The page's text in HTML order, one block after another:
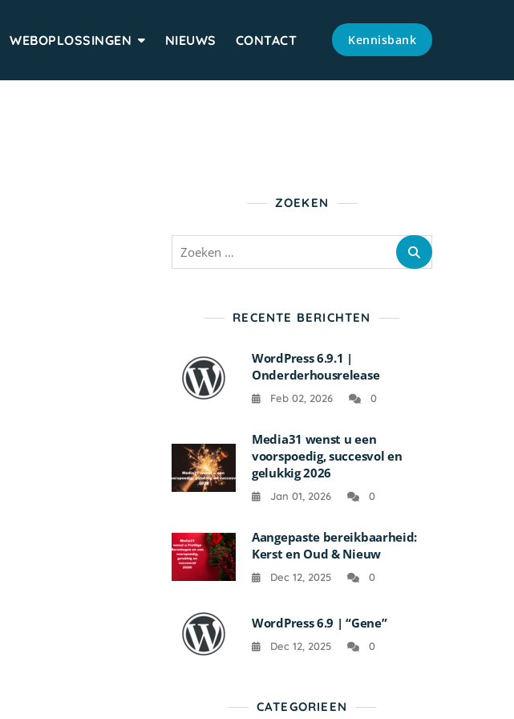
WEBOPLOSSINGEN NIEUWS CONTACT Kennisbank
ZOEKEN
Zoeken
RECENTE BERICHTEN
WordPress 6.9.1 |
Onderderhousrelease
Feb 02, 2026 0
Media31 wenst u een
voorspoedig, succesvol en
gelukkig 2026
Jan 01, 2026 0
Aangepaste bereikbaarheid:
Kerst en Oud & Nieuw
Dec 12, 2025 0
WordPress 6.9 | “Gene”
Dec 12, 2025 0
CATEGORIEEN